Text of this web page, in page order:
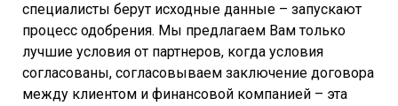
специалисты берут исходные данные – запускают
процесс одобрения. Мы предлагаем Вам только
лучшие условия от партнеров, когда условия
согласованы, согласовываем заключение договора
между клиентом и финансовой компанией – эта